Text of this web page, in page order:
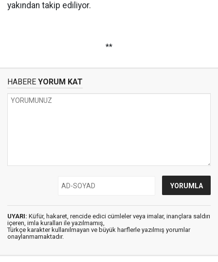
yakından takip ediliyor.
**
HABERE YORUM KAT
UYARI: Küfür, hakaret, rencide edici cümleler veya imalar, inançlara saldırı
içeren, imla kuralları ile yazılmamış,
Türkçe karakter kullanılmayan ve büyük harflerle yazılmış yorumlar
onaylanmamaktadır.